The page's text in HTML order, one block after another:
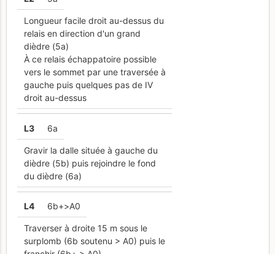
Longueur facile droit au-dessus du
relais en direction d'un grand
dièdre (5a)
À ce relais échappatoire possible
vers le sommet par une traversée à
gauche puis quelques pas de IV
droit au-dessus
L3 6a
Gravir la dalle située à gauche du
dièdre (5b) puis rejoindre le fond
du dièdre (6a)
L4 6b+>A0
Traverser à droite 15 m sous le
surplomb (6b soutenu > A0) puis le